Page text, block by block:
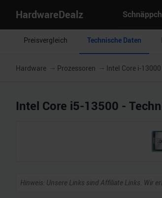
HardwareDealz
Preisvergleich Technische Daten
Hardware Prozessoren Intel Core i-13000
Intel Core i5-13500 -
Hinweis: Unsere Links sind Affiliate Links. Wir